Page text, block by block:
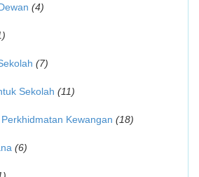
(4)
(7)
Sekolah (11)
Kewangan (18)
(6)